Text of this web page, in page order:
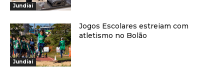
Jundiaí
Jundiaí
Jogos Escolares estreiam com
atletismo no Bolão